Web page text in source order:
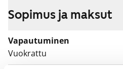
Sopimus ja maksut
Vapautuminen
Vuokrattu